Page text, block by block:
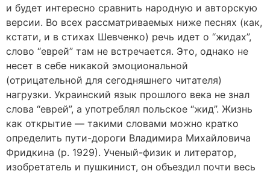
и будет интересно сравнить народную и авторскую
версии. Во всех рассматриваемых ниже песнях (как,
кстати, и в стихах Шевченко) речь идет о “жидах”,
слово “еврей” там не встречается. Это, однако не
несет в себе никакой эмоциональной
(отрицательной для сегодняшнего читателя)
нагрузки. Украинский язык прошлого века не знал
слова “еврей”, а употреблял польское “жид”. Жизнь
как открытие — такими словами можно кратко
определить пути-дороги Владимира Михайловича
Фридкина (р. 1929). Ученый-физик и литератор,
изобретатель и пушкинист, он объездил почти весь